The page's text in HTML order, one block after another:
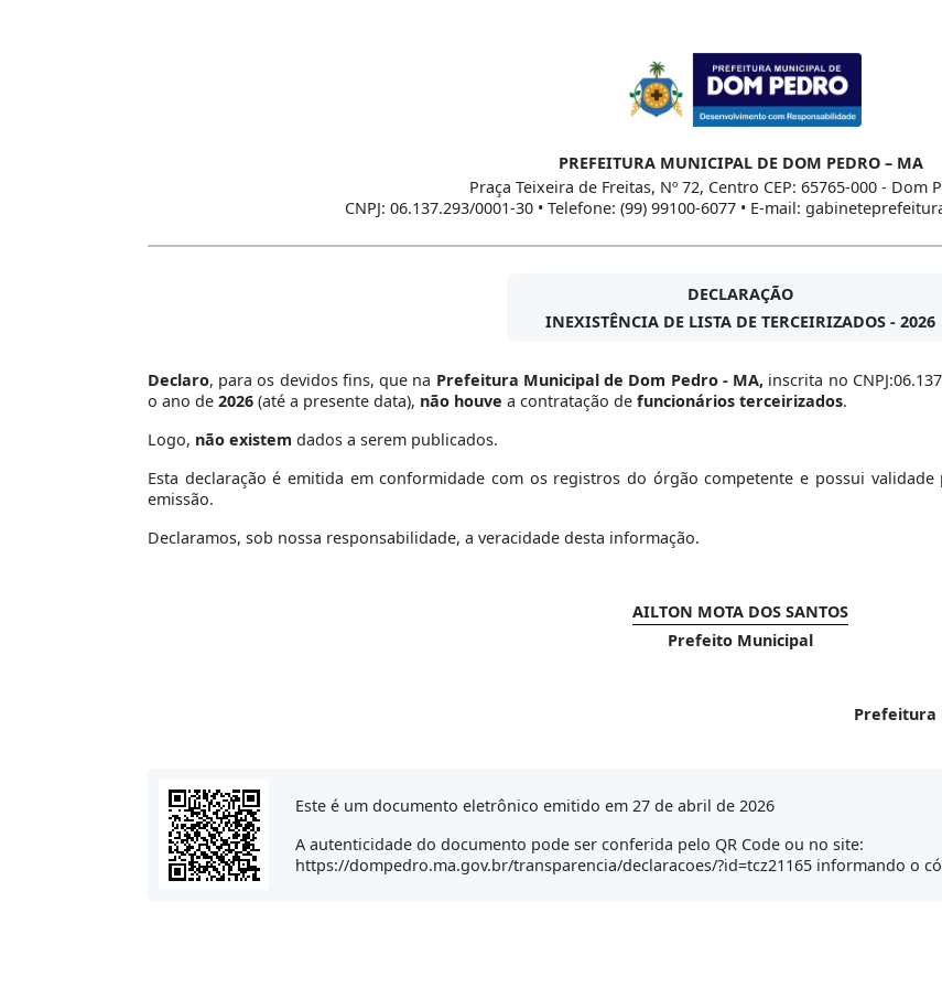
PREFEITURA MUNICIPAL DE DOM PEDRO – MA
Praça Teixeira de Freitas, Nº 72, Centro CEP: 65765-000 - Dom
CNPJ: 06.137.293/0001-30 • Telefone: (99) 99100-6077 • E-mail:
DECLARAÇÃO
INEXISTÊNCIA DE LISTA DE TERCEIRIZADOS - 2026
Declaro, para os devidos fins, que na Prefeitura Municipal de Dom Pedro - MA, inscrita no
o ano de 2026 (até a presente data), não houve a contratação de funcionários terceirizados.
Logo, não existem dados a serem publicados.
Esta declaração é emitida em conformidade com os registros do órgão competente e possui
emissão.
Declaramos, sob nossa responsabilidade, a veracidade desta informação.
AILTON MOTA DOS SANTOS
Prefeito Municipal
Prefeitura
Este é um documento eletrônico emitido em 27 de abril de 2026
A autenticidade do documento pode ser conferida pelo QR Code ou no site:
https://dompedro.ma.gov.br/transparencia/declaracoes/?id=tcz21165 informando o